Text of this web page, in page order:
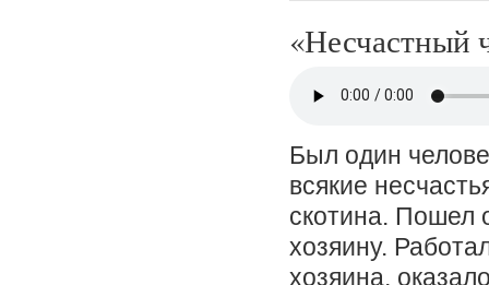
«Несчастный
Был один
всякие
скотина. Пошел
хозяину.
хозяина,